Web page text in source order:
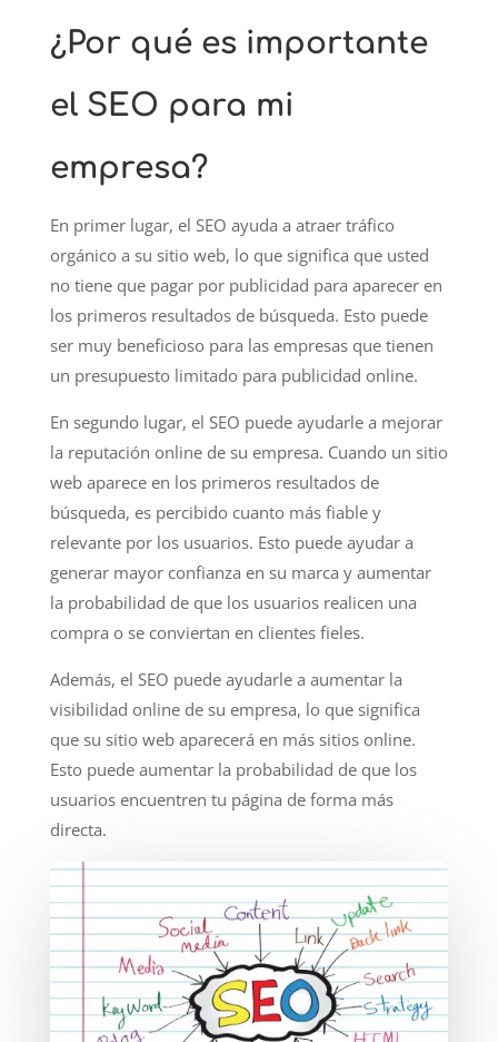
¿Por qué es importante
el SEO para mi
empresa?
En primer lugar, el SEO ayuda a atraer tráfico
orgánico a su sitio web, lo que significa que usted
no tiene que pagar por publicidad para aparecer en
los primeros resultados de búsqueda. Esto puede
ser muy beneficioso para las empresas que tienen
un presupuesto limitado para publicidad online.
En segundo lugar, el SEO puede ayudarle a mejorar
la reputación online de su empresa. Cuando un sitio
web aparece en los primeros resultados de
búsqueda, es percibido cuanto más fiable y
relevante por los usuarios. Esto puede ayudar a
generar mayor confianza en su marca y aumentar
la probabilidad de que los usuarios realicen una
compra o se conviertan en clientes fieles.
Además, el SEO puede ayudarle a aumentar la
visibilidad online de su empresa, lo que significa
que su sitio web aparecerá en más sitios online.
Esto puede aumentar la probabilidad de que los
usuarios encuentren tu página de forma más
directa.